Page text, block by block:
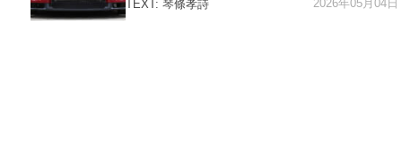
TEXT: 琴條孝詩 2026年05月04日